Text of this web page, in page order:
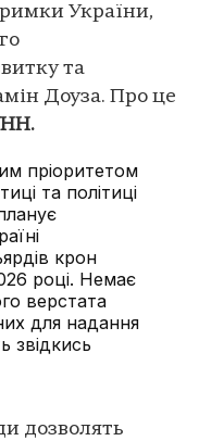
України,
та
Доуза. Про це
пріоритетом
та політиці
крон
році. Немає
верстата
для надання
звідкись
дозволять